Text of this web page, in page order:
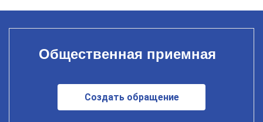
Общественная приемная
Создать обращение